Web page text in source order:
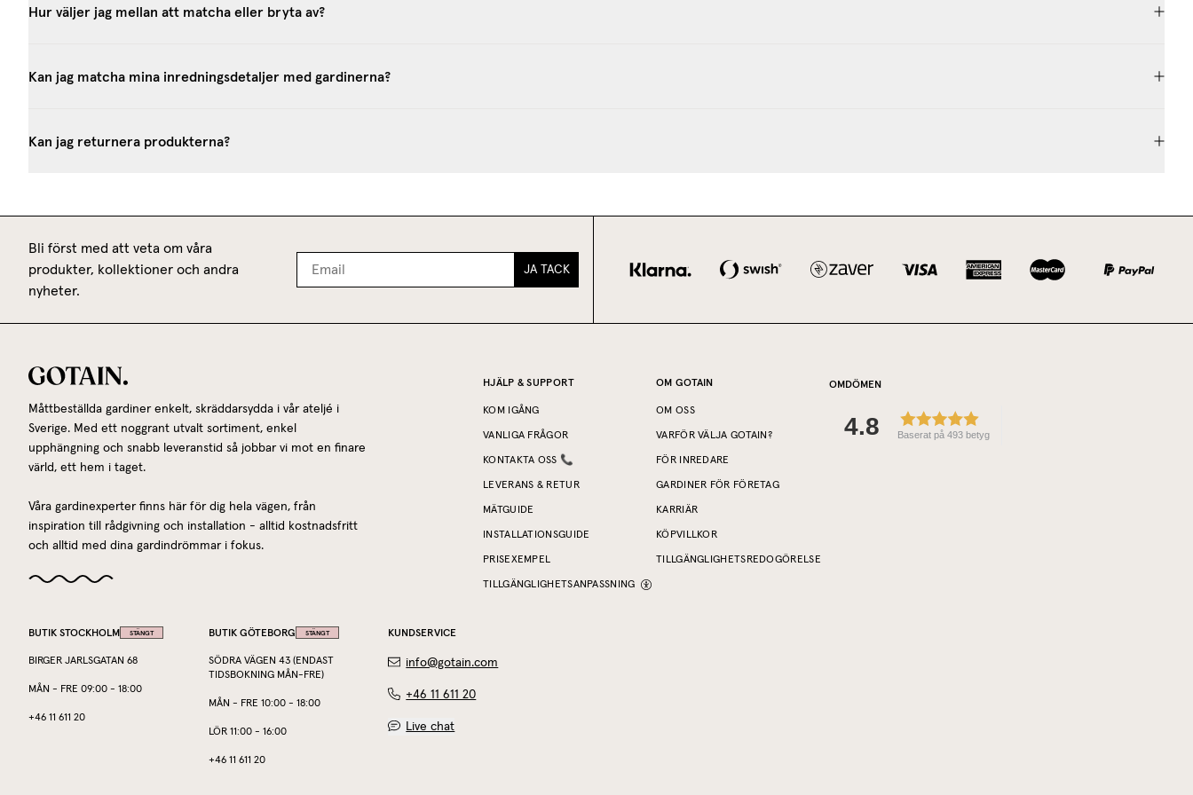
Hur väljer jag mellan att matcha eller bryta av?
Kan jag matcha mina inredningsdetaljer med gardinerna?
Kan jag returnera produkterna?
Bli först med att veta om våra
produkter, kollektioner och andra
nyheter.
JA TACK
Måttbeställda gardiner enkelt, skräddarsydda i vår ateljé i
Sverige. Med ett noggrant utvalt sortiment, enkel
upphängning och snabb leveranstid så jobbar vi mot en finare
värld, ett hem i taget.
Våra gardinexperter finns här för dig hela vägen, från
inspiration till rådgivning och installation - alltid kostnadsfritt
och alltid med dina gardindrömmar i fokus.
HJÄLP & SUPPORT
KOM IGÅNG
VANLIGA FRÅGOR
KONTAKTA OSS 📞
LEVERANS & RETUR
MÄTGUIDE
INSTALLATIONSGUIDE
PRISEXEMPEL
TILLGÄNGLIGHETSANPASSNING
OM GOTAIN
OM OSS
VARFÖR VÄLJA GOTAIN?
FÖR INREDARE
GARDINER FÖR FÖRETAG
KARRIÄR
KÖPVILLKOR
TILLGÄNGLIGHETSREDOGÖRELSE
OMDÖMEN
4.8 Baserat på 493 betyg
BUTIK STOCKHOLM STÄNGT
BIRGER JARLSGATAN 68
MÅN - FRE 09:00 - 18:00
+46 11 611 20
BUTIK GÖTEBORG STÄNGT
SÖDRA VÄGEN 43 (ENDAST
TIDSBOKNING MÅN-FRE)
MÅN - FRE 10:00- 18:00
LÖR 11:00- 16:00
+46 11 611 20
KUNDSERVICE
info@gotain.com
+46 11 611 20
Live chat